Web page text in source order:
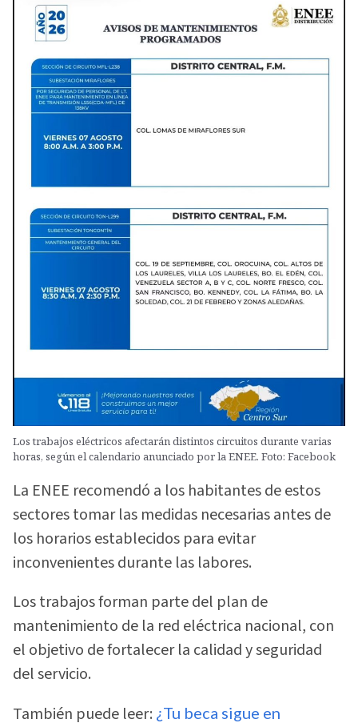
Los trabajos eléctricos afectarán distintos circuitos durante varias
horas, según el calendario anunciado por la ENEE. Foto: Facebook
La ENEE recomendó a los habitantes de estos
sectores tomar las medidas necesarias antes de
los horarios establecidos para evitar
inconvenientes durante las labores.
Los trabajos forman parte del plan de
mantenimiento de la red eléctrica nacional, con
el objetivo de fortalecer la calidad y seguridad
del servicio.
También puede leer: ¿Tu beca sigue en